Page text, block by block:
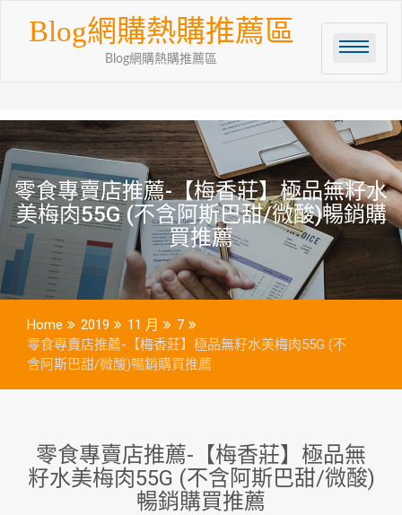
Blog網購熱購推薦區
Blog網購熱購推薦區
零食專賣店推薦-【梅香莊】極品無籽水
美梅肉55G (不含阿斯巴甜/微酸)暢銷購
買推薦
Home 2019 11 月
7
零食專賣店推薦-【梅香莊】極品無籽水美梅肉55G (不
含阿斯巴甜/微酸)暢銷購買推薦
零食專賣店推薦-【梅香莊】極品無
籽水美梅肉55G (不含阿斯巴甜/微酸)
暢銷購買推薦